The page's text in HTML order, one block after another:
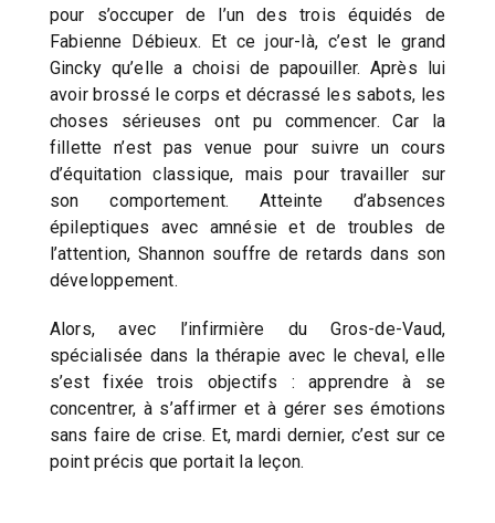
pour s’occuper de l’un des trois équidés de
Fabienne Débieux. Et ce jour-là, c’est le grand
Gincky qu’elle a choisi de papouiller. Après lui
avoir brossé le corps et décrassé les sabots, les
choses sérieuses ont pu commencer. Car la
fillette n’est pas venue pour suivre un cours
d’équitation classique, mais pour travailler sur
son comportement. Atteinte d’absences
épileptiques avec amnésie et de troubles de
l’attention, Shannon souffre de retards dans son
développement.
Alors, avec l’infirmière du Gros-de-Vaud,
spécialisée dans la thérapie avec le cheval, elle
s’est fixée trois objectifs : apprendre à se
concentrer, à s’affirmer et à gérer ses émotions
sans faire de crise. Et, mardi dernier, c’est sur ce
point précis que portait la leçon.